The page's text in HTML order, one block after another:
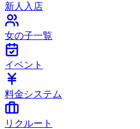
新人入店
女の子一覧
イベント
料金システム
リクルート